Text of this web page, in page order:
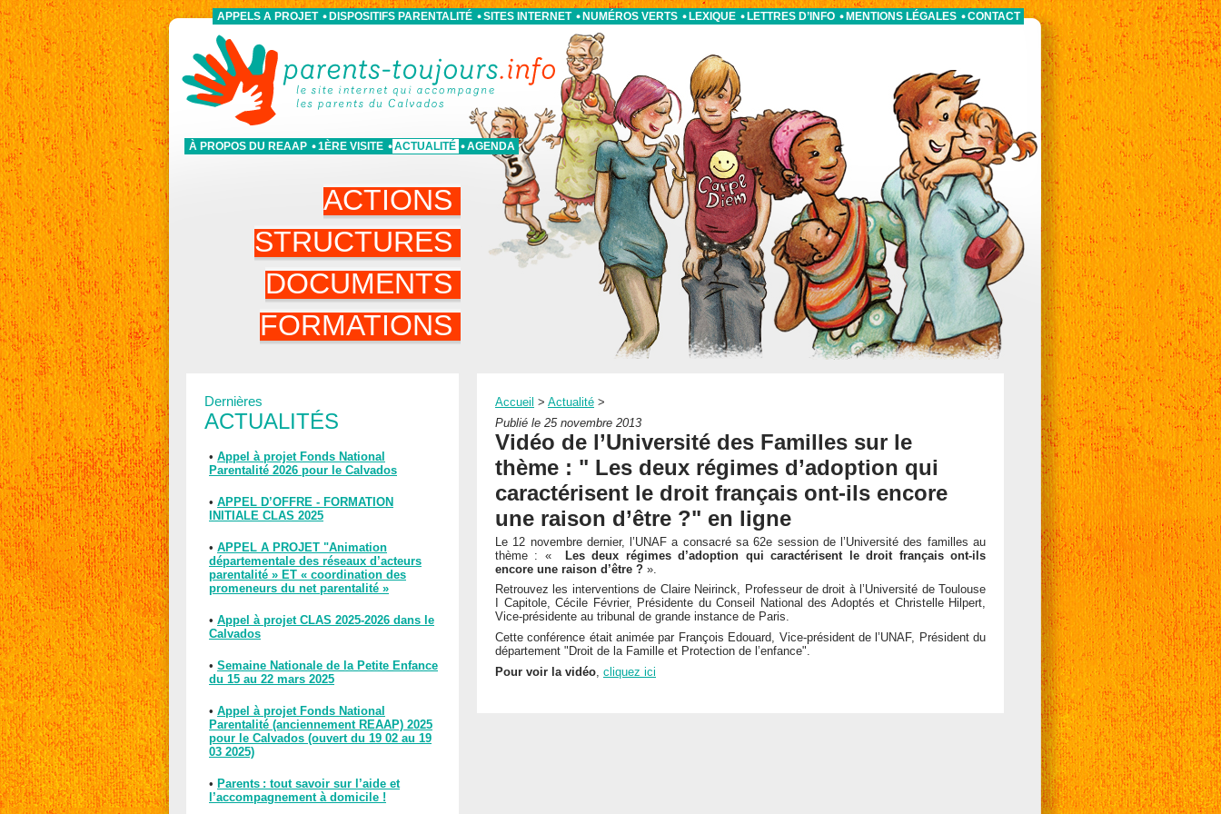
À PROPOS DU REAAP 1ÈRE VISITE ACTUALITÉ AGENDA
APPELS A PROJET DISPOSITIFS PARENTALITÉ SITES INTERNET NUMÉROS VERTS LEXIQUE LETTRES D’INFO MENTIONS LÉGALES CONTACT
ACTIONS
STRUCTURES
DOCUMENTS
FORMATIONS
Dernières
ACTUALITÉS
• Appel à projet Fonds National
Parentalité 2026 pour le Calvados
• APPEL D’OFFRE - FORMATION
INITIALE CLAS 2025
• APPEL A PROJET "Animation
départementale des réseaux d’acteurs
parentalité » ET « coordination des
promeneurs du net parentalité »
• Appel à projet CLAS 2025-2026 dans le
Calvados
• Semaine Nationale de la Petite Enfance
du 15 au 22 mars 2025
• Appel à projet Fonds National
Parentalité (anciennement REAAP) 2025
pour le Calvados (ouvert du 19 02 au 19
03 2025)
• Parents : tout savoir sur l’aide et
l’accompagnement à domicile !
Accueil > Actualité >
Publié le 25 novembre 2013
Vidéo de l’Université des Familles sur le
thème : " Les deux régimes d’adoption qui
caractérisent le droit français ont-ils encore
une raison d’être ?" en ligne
Le 12 novembre dernier, l’UNAF a consacré sa 62e session de l’Université des familles au
thème : «
Les deux régimes d’adoption qui caractérisent le droit français ont-ils
encore une raison d’être ? ».
Retrouvez les interventions de Claire Neirinck, Professeur de droit à l’Université de Toulouse
I Capitole, Cécile Février, Présidente du Conseil National des Adoptés et Christelle Hilpert,
Vice-présidente au tribunal de grande instance de Paris.
Cette conférence était animée par François Edouard, Vice-président de l’UNAF, Président du
département "Droit de la Famille et Protection de l’enfance".
Pour voir la vidéo cliquez ici